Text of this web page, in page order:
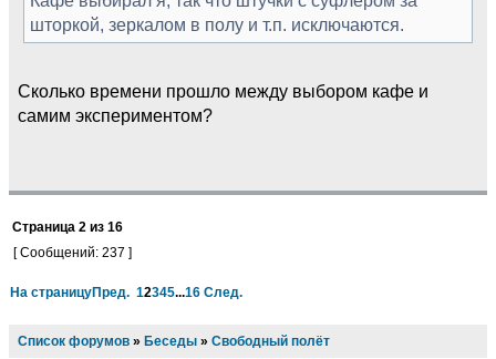
шторкой, зеркалом в полу и т.п. исключаются.
Сколько времени прошло между выбором кафе и
самим экспериментом?
Страница 2 из 16
[ Сообщений: 237 ]
На страницуПред. 12345...16 След.
Список форумов » Беседы » Свободный полёт